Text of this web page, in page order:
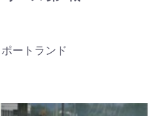
ートランド